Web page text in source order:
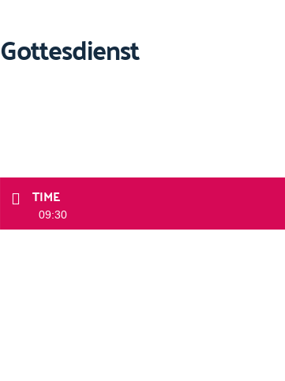
Gottesdienst
TIME
09:30